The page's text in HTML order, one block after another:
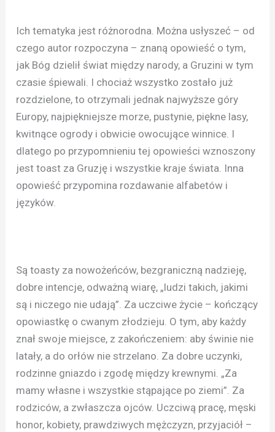
Ich tematyka jest różnorodna. Można usłyszeć – od
czego autor rozpoczyna – znaną opowieść o tym,
jak Bóg dzielił świat między narody, a Gruzini w tym
czasie śpiewali. I chociaż wszystko zostało już
rozdzielone, to otrzymali jednak najwyższe góry
Europy, najpiękniejsze morze, pustynie, piękne lasy,
kwitnące ogrody i obwicie owocujące winnice. I
dlatego po przypomnieniu tej opowieści wznoszony
jest toast za Gruzję i wszystkie kraje świata. Inna
opowieść przypomina rozdawanie alfabetów i
języków.
Są toasty za nowożeńców, bezgraniczną nadzieję,
dobre intencje, odważną wiarę, „ludzi takich, jakimi
są i niczego nie udają”. Za uczciwe życie – kończący
opowiastkę o cwanym złodzieju. O tym, aby każdy
znał swoje miejsce, z zakończeniem: aby świnie nie
latały, a do orłów nie strzelano. Za dobre uczynki,
rodzinne gniazdo i zgodę między krewnymi. „Za
mamy własne i wszystkie stąpające po ziemi”. Za
rodziców, a zwłaszcza ojców. Uczciwą pracę, męski
honor, kobiety, prawdziwych mężczyzn, przyjaciół –